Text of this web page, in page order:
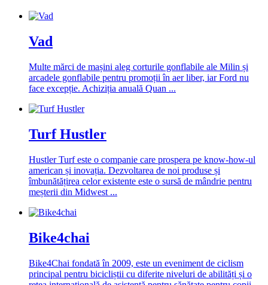
Vad
Multe mărci de mașini aleg corturile gonflabile ale Milin și
arcadele gonflabile pentru promoții în aer liber, iar Ford nu
face excepție. Achiziția anuală Quan ...
Turf Hustler
Hustler Turf este o companie care prospera pe know-how-ul
american și inovația. Dezvoltarea de noi produse și
îmbunătățirea celor existente este o sursă de mândrie pentru
meșterii din Midwest ...
Bike4chai
Bike4Chai fondată în 2009, este un eveniment de ciclism
principal pentru bicicliștii cu diferite niveluri de abilități și o